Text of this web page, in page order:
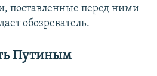
поставленные перед ними
обозреватель.
Путиным